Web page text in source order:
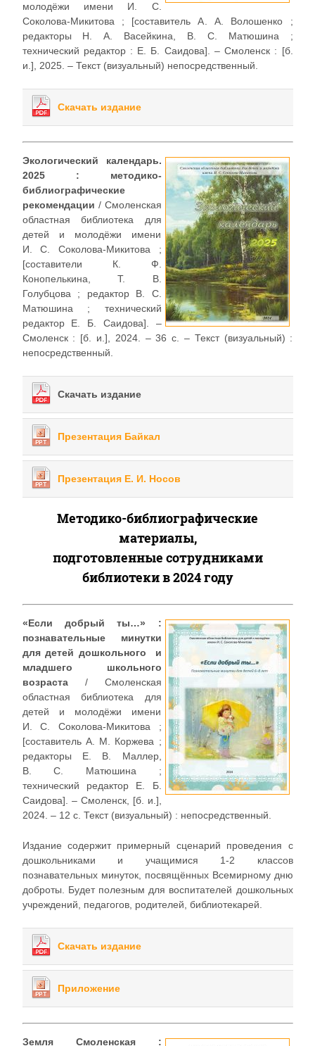
молодёжи имени И. С.
Соколова-Микитова ; [составитель А. А. Волошенко ;
редакторы Н. А. Васейкина, В. С. Матюшина ;
технический редактор : Е. Б. Саидова]. – Смоленск : [б.
и.], 2025. – Текст (визуальный) непосредственный.
Скачать издание
Экологический календарь.
2025 : методико-
библиографические
рекомендации / Смоленская
областная библиотека для
детей и молодёжи имени
И. С. Соколова-Микитова ;
[составители К. Ф.
Конопелькина, Т. В.
Голубцова ; редактор В. С.
Матюшина ; технический
редактор Е. Б. Саидова]. –
Смоленск : [б. и.], 2024. – 36 с. – Текст (визуальный) :
непосредственный.
Скачать издание
Презентация Байкал
Презентация Е. И. Носов
Методико-библиографические
материалы,
подготовленные сотрудниками
библиотеки в 2024 году
«Если добрый ты…» :
познавательные минутки
для детей дошкольного и
младшего школьного
возраста/ Смоленская
областная библиотека для
детей и молодёжи имени
И. С. Соколова-Микитова ;
[составитель А. М. Коржева ;
редакторы Е. В. Маллер,
В. С. Матюшина ;
технический редактор Е. Б.
Саидова]. – Смоленск, [б. и.],
2024. – 12 с. Текст (визуальный) : непосредственный.
Издание содержит примерный сценарий проведения с
дошкольниками и учащимися 1-2 классов
познавательных минуток, посвящённых Всемирному дню
доброты. Будет полезным для воспитателей дошкольных
учреждений, педагогов, родителей, библиотекарей.
Скачать издание
Приложение
Земля Смоленская :